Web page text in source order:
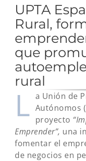
UPTA
Rural,
que
rural
L a Unión de
Autónomos
proyecto
Emprender”, una
fomentar el
de negocios en